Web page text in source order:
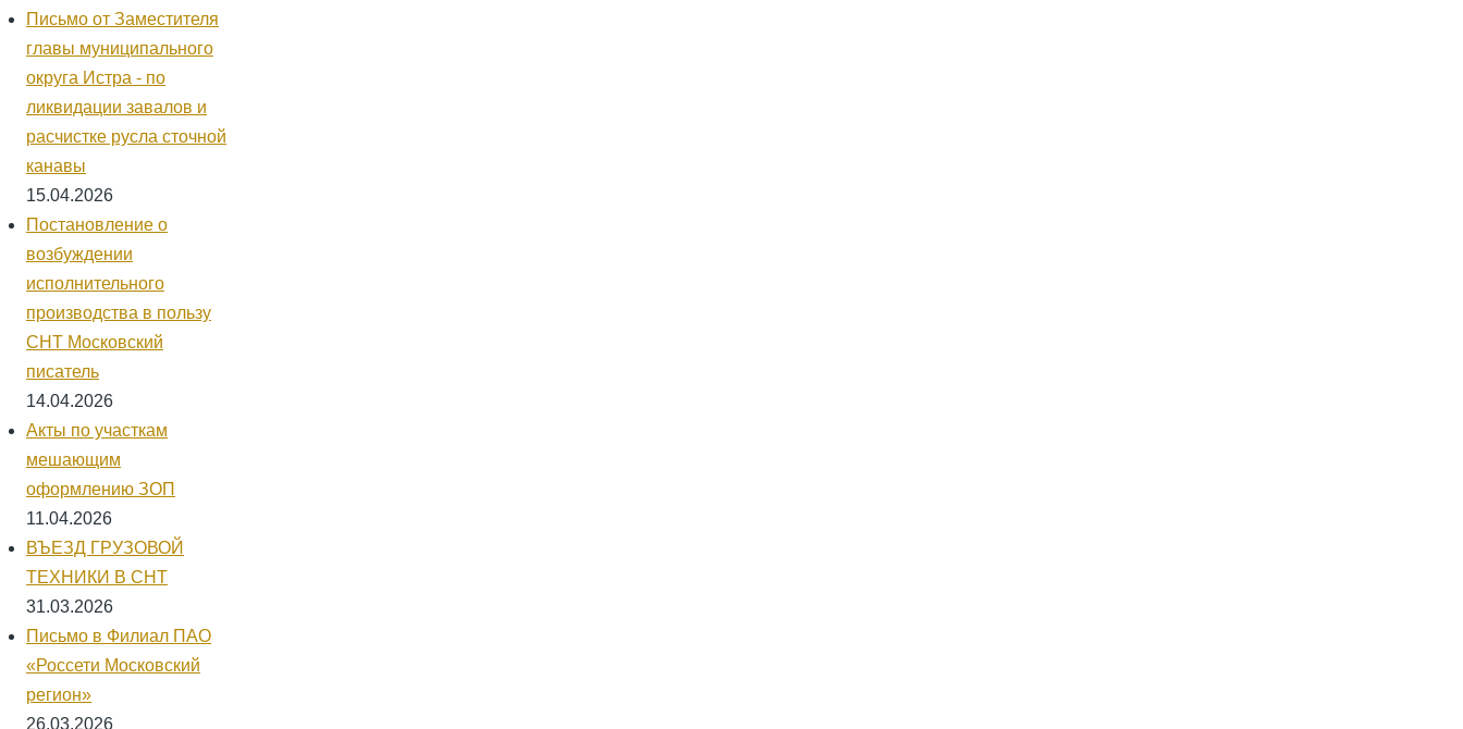
Письмо от Заместителя
главы муниципального
округа Истра - по
ликвидации завалов и
расчистке русла сточной
канавы
15.04.2026
Постановление о
возбуждении
исполнительного
производства в пользу
СНТ Московский
писатель
14.04.2026
Акты по участкам
мешающим
оформлению ЗОП
11.04.2026
ВЪЕЗД ГРУЗОВОЙ
ТЕХНИКИ В СНТ
31.03.2026
Письмо в Филиал ПАО
«Россети Московский
регион»
26.03.2026